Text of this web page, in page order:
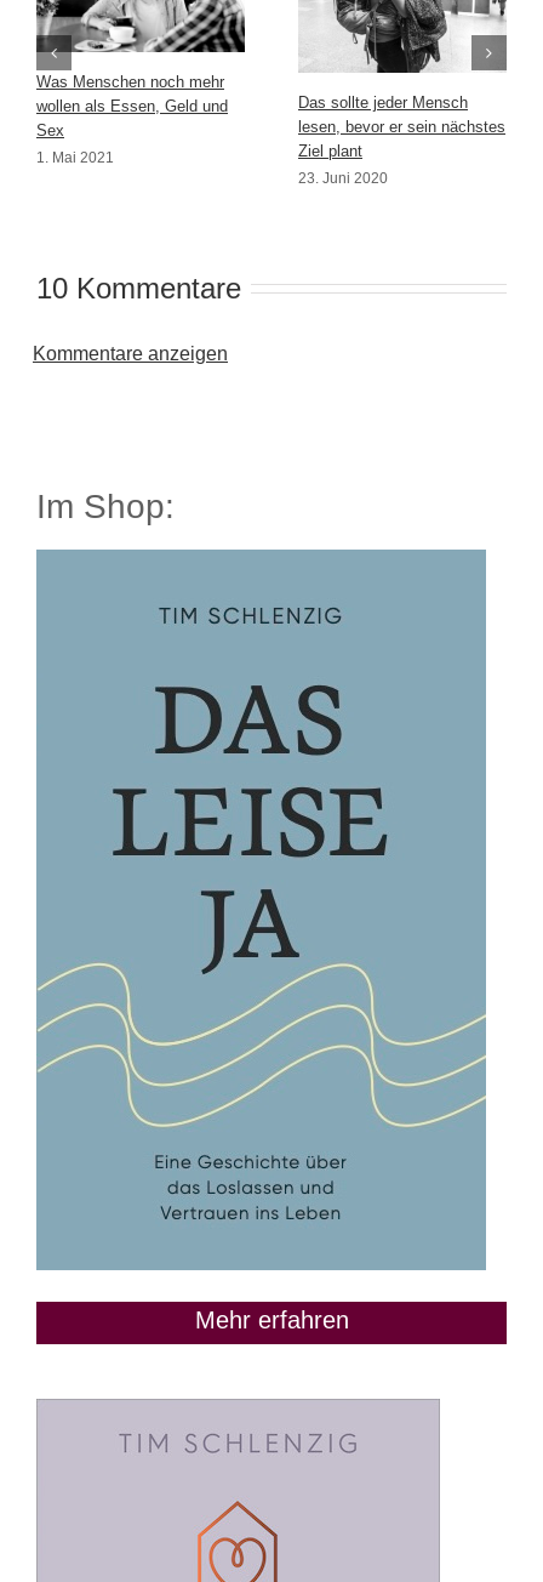
Was Menschen noch mehr
wollen als Essen, Geld und
Sex
1. Mai 2021
Das sollte jeder Mensch
lesen, bevor er sein nächstes
Ziel plant
23. Juni 2020
10 Kommentare
Kommentare anzeigen
Im Shop:
Mehr erfahren